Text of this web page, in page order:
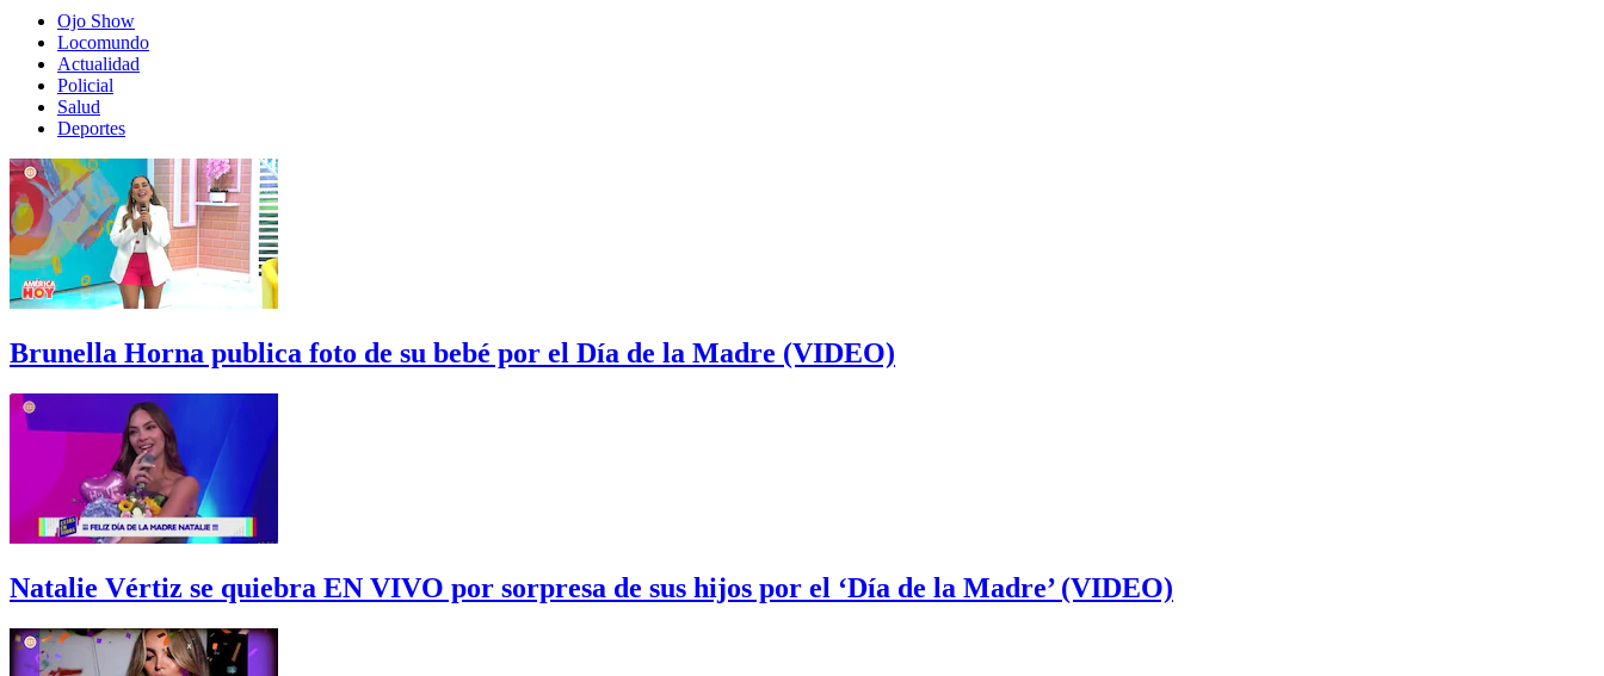
Ojo Show
Locomundo
Actualidad
Policial
Salud
Deportes
Brunella Horna publica foto de su bebé por el Día de la Madre (VIDEO)
Natalie Vértiz se quiebra EN VIVO por sorpresa de sus hijos por el ‘Día de la Madre’ (VIDEO)